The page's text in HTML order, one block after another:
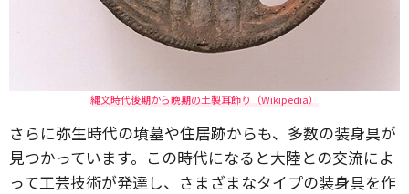
縄文時代後期から晩期の土製耳飾り（Wikipedia）
さらに弥生時代の墳墓や住居跡からも、多数の装身具が
見つかっています。この時代になると大陸との交流によ
って工芸技術が発達し、さまざまなタイプの装身具を作